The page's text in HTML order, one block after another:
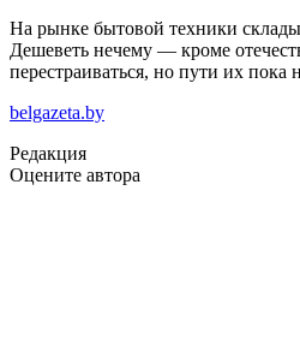
На рынке бытовой техники
Дешеветь нечему — кроме
перестраиваться, но пути их
belgazeta.by
Редакция
Оцените автора